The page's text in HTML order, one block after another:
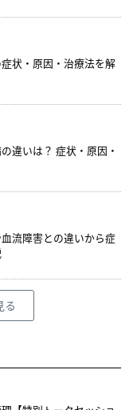
状・原因・治療法を解
違いは？ 症状・原因・
流障害との違いから症
る